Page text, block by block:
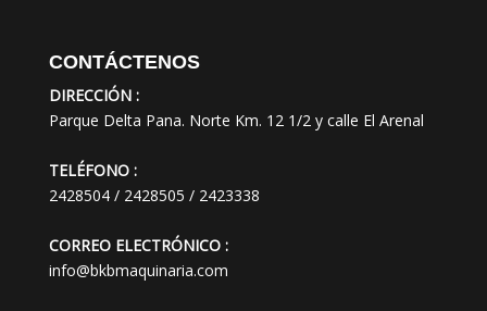
CONTÁCTENOS
DIRECCIÓN :
Parque Delta Pana. Norte Km. 12 1/2 y calle El Arenal
TELÉFONO :
2428504 / 2428505 / 2423338
CORREO ELECTRÓNICO :
info@bkbmaquinaria.com